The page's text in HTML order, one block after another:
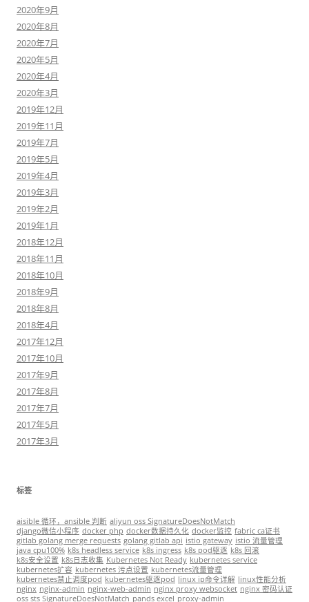
2020年9月
2020年8月
2020年7月
2020年5月
2020年4月
2020年3月
2019年12月
2019年11月
2019年7月
2019年5月
2019年4月
2019年3月
2019年2月
2019年1月
2018年12月
2018年11月
2018年10月
2018年9月
2018年8月
2018年4月
2017年12月
2017年10月
2017年9月
2017年8月
2017年7月
2017年5月
2017年3月
标签
aisible 循环，ansible 判断 aliyun oss SignatureDoesNotMatch
django微信小程序 docker php docker数据持久化 docker监控 fabric ca证书
gitlab golang merge requests golang gitlab api istio gateway istio 流量管理
java cpu100% k8s headless service k8s ingress k8s pod驱逐 k8s 回滚
k8s安全设置 k8s日志收集 Kubernetes Not Ready kubernetes service
kubernetes扩容 kubernetes 污点设置 kubernetes流量管理
kubernetes禁止调度pod kubernetes驱逐pod linux ip命令详解 linux性能分析
nginx nginx-admin nginx-web-admin nginx proxy websocket nginx 密码认证
oss sts SignatureDoesNotMatch pands excel proxy-admin